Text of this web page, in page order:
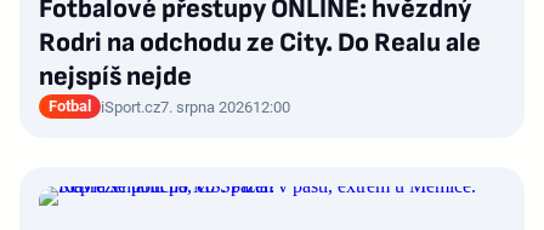
Fotbalové přestupy ONLINE: hvězdný
Rodri na odchodu ze City. Do Realu ale
nejspíš nejde
Fotbal iSport.cz7. srpna 202612:00